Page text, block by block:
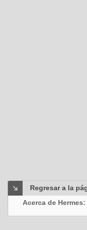
Regresar a la
Acerca de Hermes: